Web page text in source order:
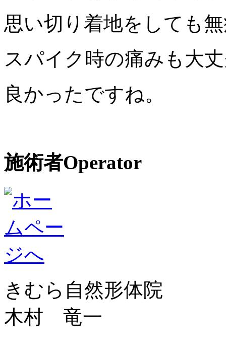
思い切り着地をしても
スパイク時の痛みも大
良かったですね。
施術者Operator
きむら自然形体院
木村 竜一